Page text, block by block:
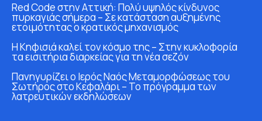
Red Code στην Αττική: Πολύ υψηλός κίνδυνος
πυρκαγιάς σήμερα – Σε κατάσταση αυξημένης
ετοιμότητας ο κρατικός μηχανισμός
Η Κηφισιά καλεί τον κόσμο της – Στην κυκλοφορία
τα εισιτήρια διαρκείας για τη νέα σεζόν
Πανηγυρίζει ο Ιερός Ναός Μεταμορφώσεως του
Σωτήρος στο Κεφαλάρι – Το πρόγραμμα των
λατρευτικών εκδηλώσεων